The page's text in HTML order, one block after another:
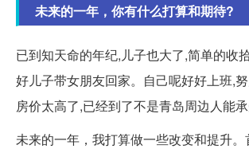
未来的一年，你有什么打算和期待?
已到知天命的年纪,儿子也大了,简单的收
好儿子带女朋友回家。自己呢好好上班,
房价太高了,已经到了不是青岛周边人能
未来的一年，我打算做一些改变和提升